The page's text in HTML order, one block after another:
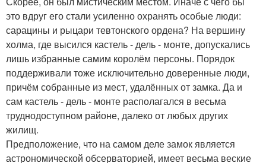
это вдруг его стали усиленно охранять особые люди:
сарацины и рыцари тевтонского ордена? На вершину
холма, где высился кастель - дель - монте, допускались
лишь избранные самим королём персоны. Порядок
поддерживали тоже исключительно доверенные люди,
причём собранные из мест, удалённых от замка. Да и
сам кастель - дель - монте располагался в весьма
труднодоступном районе, далеко от любых других
жилищ.
Предположение, что на самом деле замок является
астрономической обсерваторией, имеет весьма веские